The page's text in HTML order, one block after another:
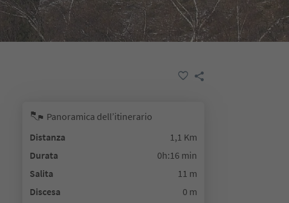
Panoramica dell’itinerario
Distanza
1,1 Km
Durata
0h:16 min
Salita
11 m
Discesa
0 m